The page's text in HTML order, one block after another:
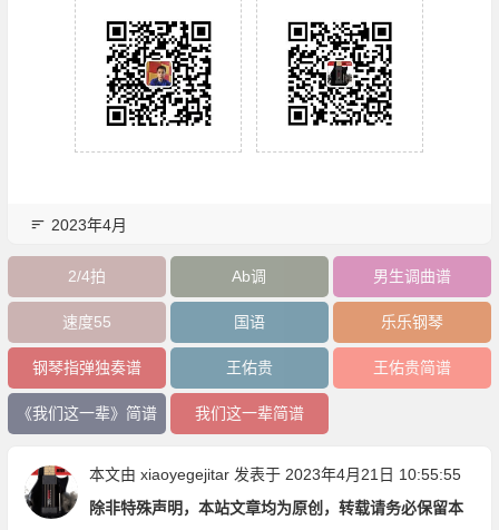
2023年4月
2/4拍 Ab调 男生调曲谱
速度55 国语 乐乐钢琴
钢琴指弹独奏谱 王佑贵 王佑贵简谱
《我们这一辈》简谱 我们这一辈简谱
本文由 xiaoyegejitar发表于 2023年4月21日 10:55:55
除非特殊声明，本站文章均为原创，转载请务必保留本